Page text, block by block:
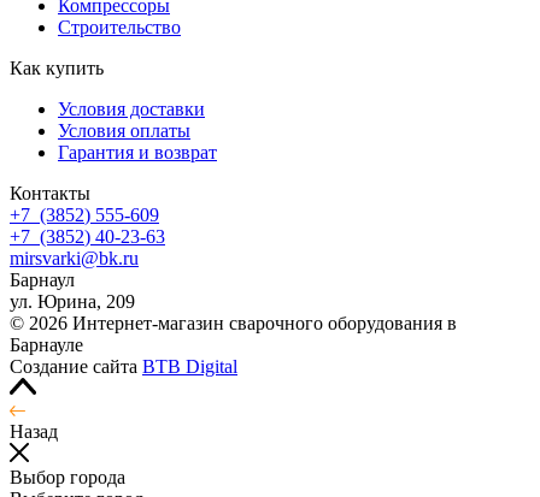
Компрессоры
Строительство
Как купить
Условия доставки
Условия оплаты
Гарантия и возврат
Контакты
+7 (3852) 555-609
+7 (3852) 40-23-63
mirsvarki@bk.ru
Барнаул
ул. Юрина, 209
© 2026 Интернет-магазин сварочного оборудования в
Барнауле
Создание сайта BTB Digital
Назад
Выбор города